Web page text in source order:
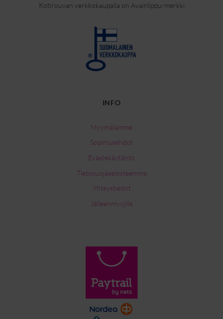
Kotirouvan verkkokaupalla on Avainlippu-merkki
INFO
Myymälämme
Sopimusehdot
Evästekäytäntö
Tietosuojaselosteemme
Yhteystiedot
Jälleenmyyjille